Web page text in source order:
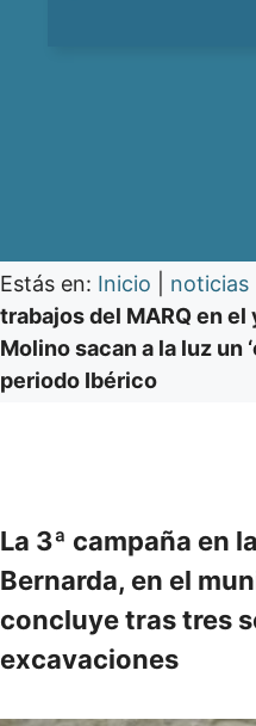
Estás en: Inicio noticias
trabajos del MARQ en
Molino sacan a la luz un
periodo Ibérico
La 3ª campaña en
Bernarda, en el
concluye tras tres
excavaciones